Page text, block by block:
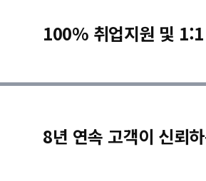
100% 취업지원 및
8년 연속 고객이 신뢰